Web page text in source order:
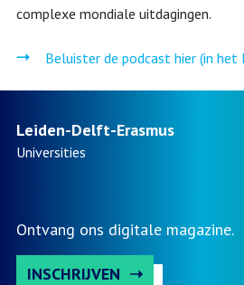
complexe mondiale uitdagingen.
Beluister de podcast hier (in het
Leiden-Delft-Erasmus
Universities
Ontvang ons digitale magazine.
INSCHRIJVEN